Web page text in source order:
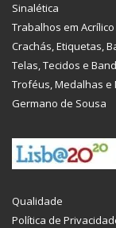
Sinalética
Trabalhos em Acrílico
Crachás, Etiquetas,
Telas, Tecidos e
Troféus, Medalhas e
Germano de Sousa
Qualidade
Política de